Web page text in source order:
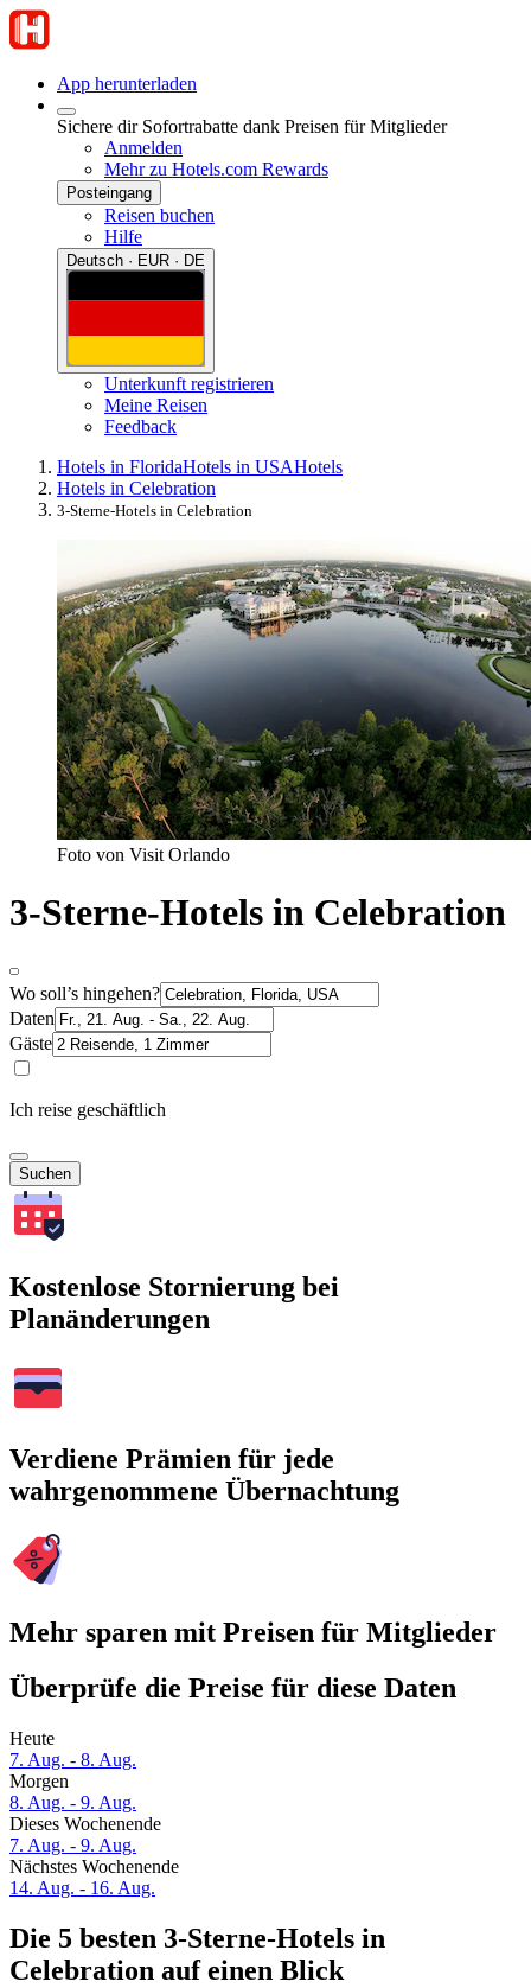
App herunterladen
Sichere dir Sofortrabatte dank Preisen für Mitglieder
Anmelden
Mehr zu Hotels.com Rewards
Posteingang
Reisen buchen
Hilfe
Deutsch · EUR · DE
Unterkunft registrieren
Meine Reisen
Feedback
Hotels in FloridaHotels in USAHotels
Hotels in Celebration
3-Sterne-Hotels in Celebration
Foto von Visit Orlando
3-Sterne-Hotels in Celebration
Wo soll’s hingehen?
Daten
Gäste
Ich reise geschäftlich
Suchen
Kostenlose Stornierung bei
Planänderungen
Verdiene Prämien für jede
wahrgenommene Übernachtung
Mehr sparen mit Preisen für Mitglieder
Überprüfe die Preise für diese Daten
Heute
7. Aug. - 8. Aug.
Morgen
8. Aug. - 9. Aug.
Dieses Wochenende
7. Aug. - 9. Aug.
Nächstes Wochenende
14. Aug. - 16. Aug.
Die 5 besten 3-Sterne-Hotels in
Celebration auf einen Blick